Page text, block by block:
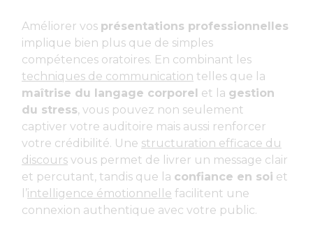
Améliorer vos présentations professionnelles
implique bien plus que de simples
compétences oratoires. En combinant les
techniques de communication telles que la
maîtrise du langage corporel et la gestion
du stress, vous pouvez non seulement
captiver votre auditoire mais aussi renforcer
votre crédibilité. Une structuration efficace du
discours vous permet de livrer un message clair
et percutant, tandis que la confiance en soi et
l’intelligence émotionnelle facilitent une
connexion authentique avec votre public.